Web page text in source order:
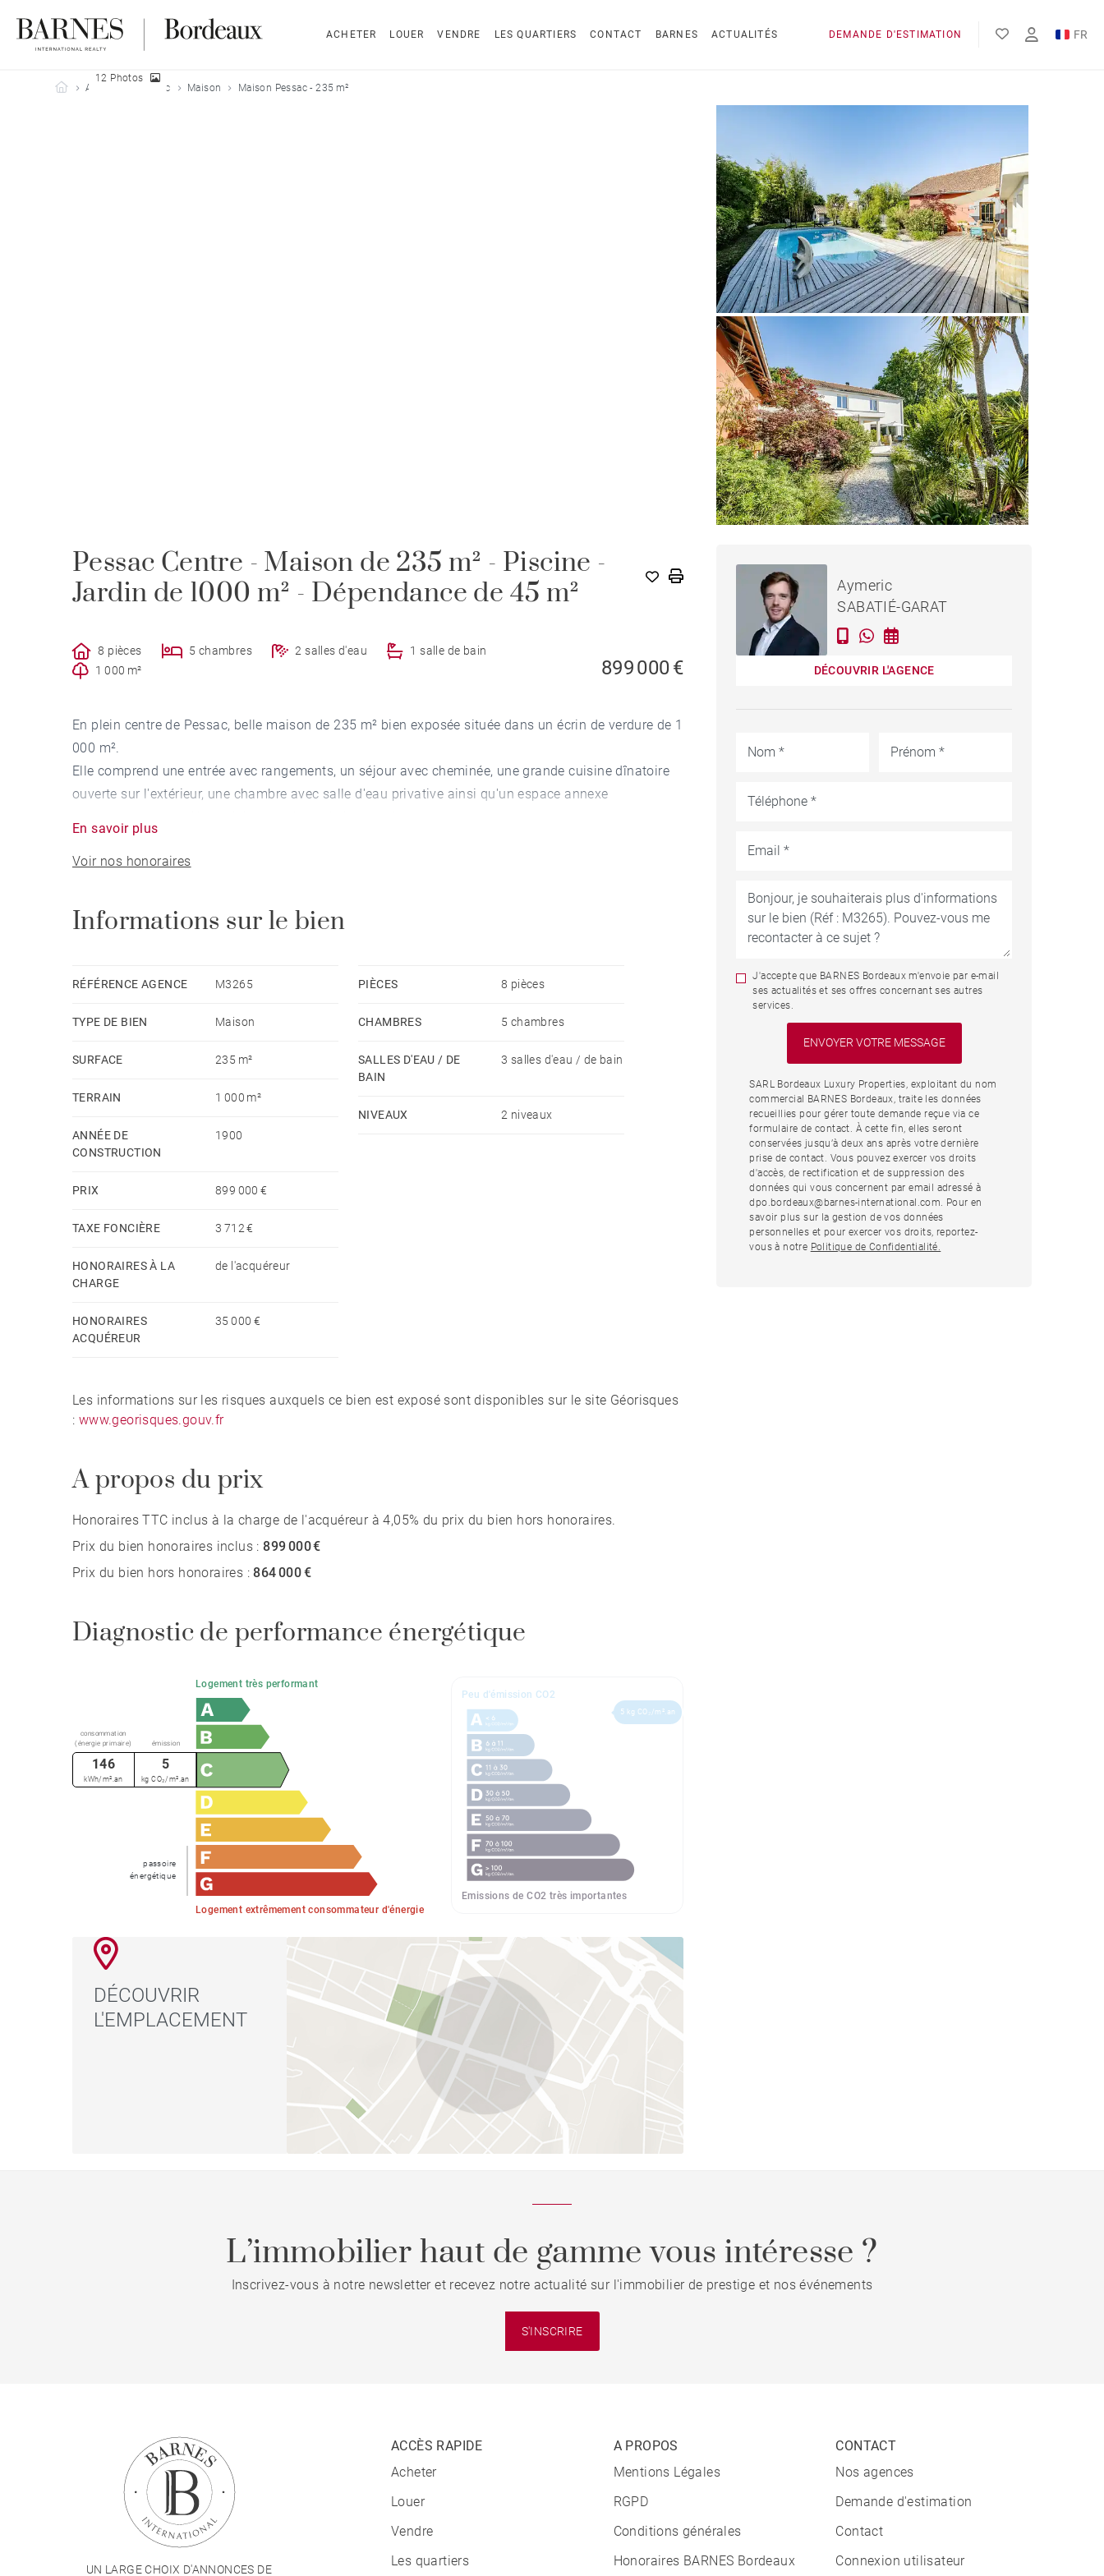
ACHETER LOUER VENDRE LES QUARTIERS CONTACT BARNES ACTUALITÉS DEMANDE D'ESTIMATION
FR
Barnes Bordeaux
Acheter Pessac Maison Maison Pessac - 235 m²
12 Photos
Pessac Centre - Maison de 235 m² - Piscine -
Jardin de 1000 m² - Dépendance de 45 m²
8 pièces 5 chambres 2 salles d'eau
1 salle de bain
1 000 m²
899 000 €
En plein centre de Pessac, belle maison de 235 m² bien exposée située dans un écrin de verdure de 1
000 m².
Elle comprend une entrée avec rangements, un séjour avec cheminée, une grande cuisine dînatoire
ouverte sur l'extérieur, une chambre avec salle d'eau privative ainsi qu'un espace annexe
À l'étage, un palier dessert quatre chambres dont une suite parentale avec dressing et salle d'eau et
une salle de bains.
que de plusieurs places de stationnement.
de la gare.
En savoir plus
Voir nos honoraires
Informations sur le bien
RÉFÉRENCE AGENCE M3265
TYPE DE BIEN Maison
SURFACE 235 m²
TERRAIN 1 000 m²
ANNÉE DE
CONSTRUCTION
1900
PRIX 899 000 €
TAXE FONCIÈRE 3 712 €
HONORAIRES À LA
CHARGE
de l'acquéreur
HONORAIRES
ACQUÉREUR
35 000 €
PIÈCES 8 pièces
CHAMBRES 5 chambres
SALLES D'EAU / DE
BAIN
3 salles d'eau / de bain
NIVEAUX 2 niveaux
Les informations sur les risques auxquels ce bien est exposé sont disponibles sur le site Géorisques
: www.georisques.gouv.fr
A propos du prix
Honoraires TTC inclus à la charge de l'acquéreur à 4,05% du prix du bien hors honoraires.
Prix du bien honoraires inclus :899 000 €
Prix du bien hors honoraires :864 000 €
Diagnostic de performance énergétique
Logement très performant
Logement extrêmement consommateur d'énergie
passoire
énergétique
consommation
(énergie primaire)
émission
146
kWh/m².an
5
kg CO₂/m².an
Peu d'émission CO2
Emissions de CO2 très importantes
5 kg CO₂/m².an
DÉCOUVRIR
L'EMPLACEMENT
MAISON PESSAC - 235 M²
Aymeric
SABATIÉ-GARAT
DÉCOUVRIR L'AGENCE
J'accepte que BARNES Bordeaux m'envoie par e-mail
ses actualités et ses offres concernant ses autres
services.
SARL Bordeaux Luxury Properties, exploitant du nom
commercial BARNES Bordeaux, traite les données
recueillies pour gérer toute demande reçue via ce
formulaire de contact. À cette fin, elles seront
conservées jusqu’à deux ans après votre dernière
prise de contact. Vous pouvez exercer vos droits
d'accès, de rectification et de suppression des
données qui vous concernent par email adressé à
dpo.bordeaux@barnes-international.com. Pour en
savoir plus sur la gestion de vos données
personnelles et pour exercer vos droits, reportez-
vous à notre Politique de Confidentialité.
L’immobilier haut de gamme vous intéresse ?
Inscrivez-vous à notre newsletter et recevez notre actualité sur l'immobilier de prestige et nos événements
S'INSCRIRE
UN LARGE CHOIX D'ANNONCES DE
ACCÈS RAPIDE
Acheter
Louer
Vendre
Les quartiers
A PROPOS
Mentions Légales
RGPD
Conditions générales
Honoraires BARNES Bordeaux
CONTACT
Nos agences
Demande d'estimation
Contact
Connexion utilisateur